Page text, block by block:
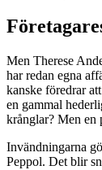
Men Therese
har redan egna
kanske föredrar
en gammal
krånglar? Men en
Invändningarna
Peppol. Det blir